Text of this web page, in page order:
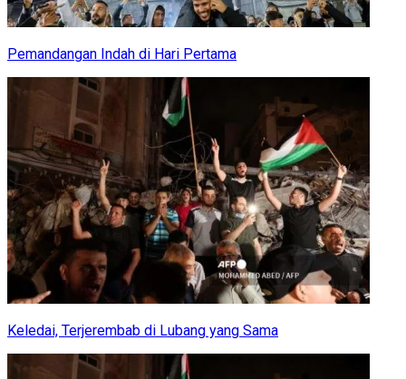
Pemandangan Indah di Hari Pertama
Keledai, Terjerembab di Lubang yang Sama